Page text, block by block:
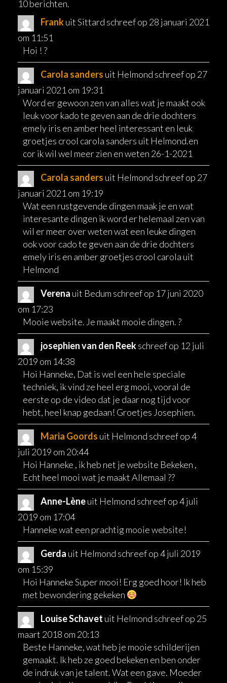
10 berichten.
FrankuitSittard schreef op 28 januari 2021
om 11:51
Hoi ! ?
Carola sanders uit Helmond schreef op 27
januari 2021 om 19:31
Word er gewoon zen van alles wat je maakt ook
leuk voor kado te geven aan de drie dochters
emely iris en amber heel interessant en leuk
groetjes crool carola sanders uit Helmond.en
cor ik wil wel meer zien en weten 26-1-2021
Carola sanders uit Helmond schreef op 27
januari 2021 om 19:19
Wat een rustgevende dingen maak je en wat
interesante dingen ik word er helemaal zen van
wil er meer over weten wat een leuke dingen
ook voor cado te geven aan de drie dochters
emely iris en amber groetjes crool carola uit
Helmond
Verena uit Bedum schreef op 17 juni 2020
om 17:23
Mooie website. Je maakt mooie dingen. ?
josephien van den Reekschreef op 12 juli
2019 om 14:38
Hoi Hanneke, Dat is wel een hele speciale
techniek, ik vind ze heel erg mooi, vooral de
eerste op de video dat je daar nog tijd voor
hebt, heel knap gedaan! Groetjes Josephien.
Maria Goords uit Helmond schreef op4
juli 2019 om 20:44
Hoi Hanneke , ik heb net je website Bekeken ,
Echt heel mooi wat je maakt Allemaal ??
Anne-Lèneuit Helmond schreef op4 juli
2019 om 17:04
Hanneke wat een prachtig mooie website!
Gerda uit Helmond schreef op4 juli 2019
om 15:39
Hoi Hanneke Super mooi! Erg goed hoor! Ik heb
met bewondering gekeken
Louise Schavet uit Helmond schreef op 25
maart 2018 om 20:13
Beste Hanneke, wat heb je mooie schilderijen
gemaakt. Ik heb ze goed bekeken en ben onder
de indruk van je talent. Wat een gave. Moeder